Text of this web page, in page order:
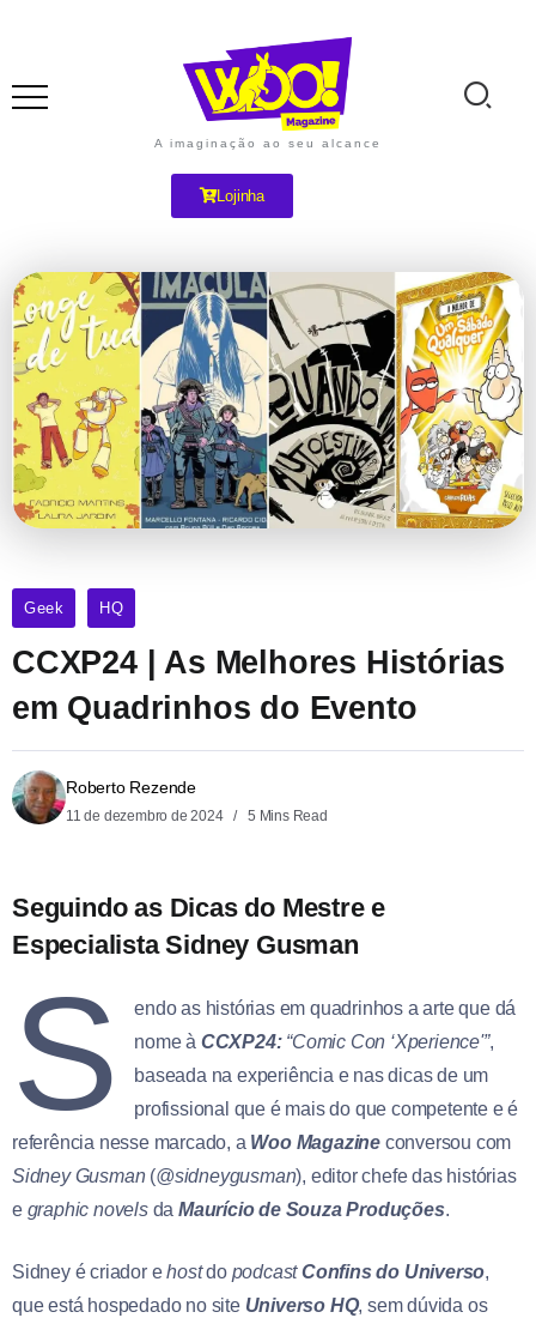
A imaginação ao seu alcance
Lojinha
Geek HQ
CCXP24 | As Melhores Histórias
em Quadrinhos do Evento
Roberto Rezende
11 de dezembro de 2024 5 Mins Read
Seguindo as Dicas do Mestre e
Especialista Sidney Gusman
S
endo as histórias em quadrinhos a arte que dá
nome à CCXP24: “Comic Con ‘Xperience'”,
baseada na experiência e nas dicas de um
profissional que é mais do que competente e é
referência nesse marcado, a Woo Magazine conversou com
Sidney Gusman(@sidneygusman), editor chefe das histórias
e graphic novelsdaMaurício de Souza Produções.
Sidney é criador ehostdo podcast Confins do Universo,
que está hospedado no site Universo HQ, sem dúvida os